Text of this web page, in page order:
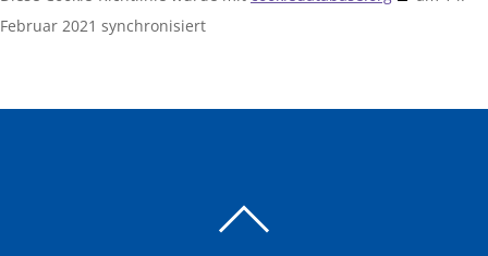
Februar 2021 synchronisiert